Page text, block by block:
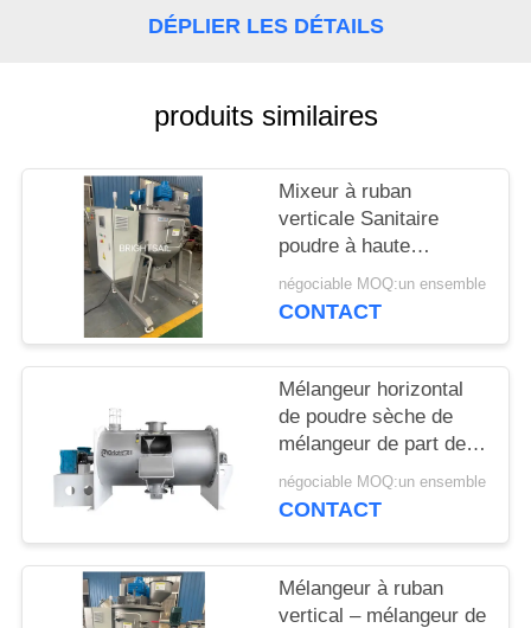
DU
PRIVACY
POLICY
DÉPLIER LES DÉTAILS
produits similaires
Mixeur à ruban
verticale Sanitaire
poudre à haute
efficacité mélangeur de
poudre de maïs épices
négociable MOQ:un ensemble
CONTACT
Mélangeur horizontal
de poudre sèche de
mélangeur de part de
charrue de BSPS pour
le mélangeur de
négociable MOQ:un ensemble
CONTACT
Mélangeur à ruban
vertical – mélangeur de